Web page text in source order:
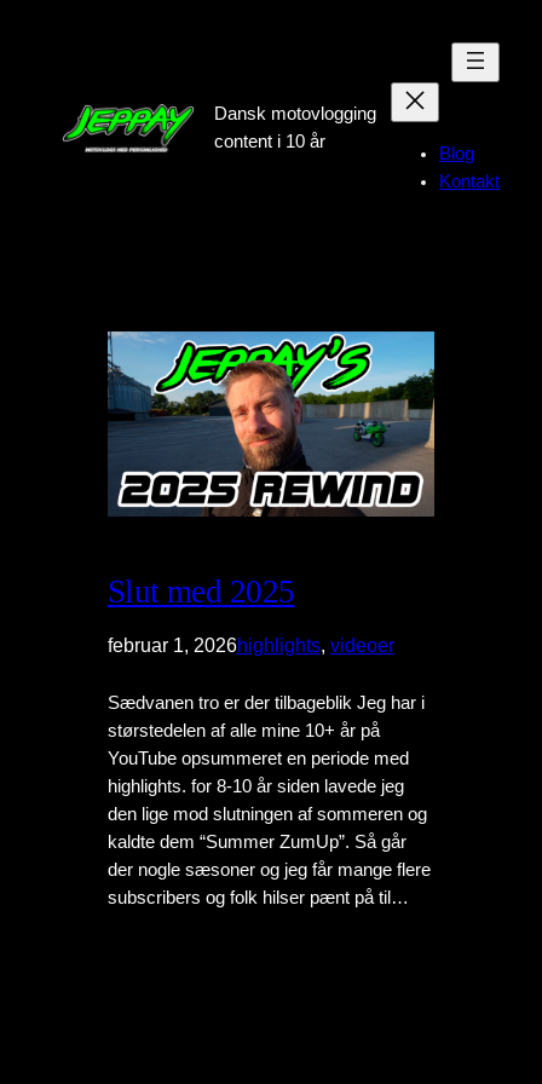
Dansk motovlogging
content i 10 år
Blog
Kontakt
Slut med 2025
februar 1, 2026highlights, videoer
Sædvanen tro er der tilbageblik Jeg har i
størstedelen af alle mine 10+ år på
YouTube opsummeret en periode med
highlights. for 8-10 år siden lavede jeg
den lige mod slutningen af sommeren og
kaldte dem “Summer ZumUp”. Så går
der nogle sæsoner og jeg får mange flere
subscribers og folk hilser pænt på til…